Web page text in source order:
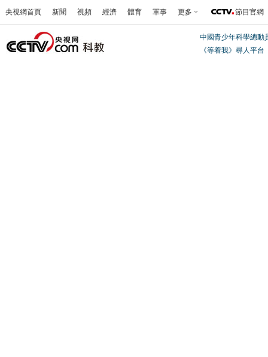
央視網首頁 新聞 視頻 經濟 體育 軍事 更多 節目官網
中國青少年科學總動
《等着我》尋人平台